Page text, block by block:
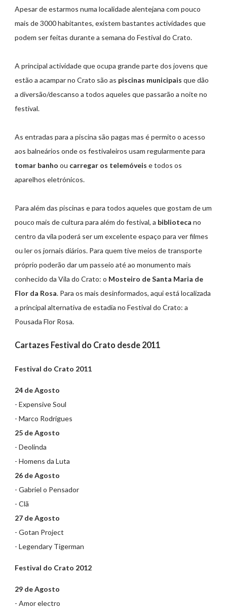
Apesar de estarmos numa localidade alentejana com pouco
mais de 3000 habitantes, existem bastantes actividades que
podem ser feitas durante a semana do Festival do Crato.
A principal actividade que ocupa grande parte dos jovens que
estão a acampar no Crato são as piscinas municipais que dão
a diversão/descanso a todos aqueles que passarão a noite no
festival.
As entradas para a piscina são pagas mas é permito o acesso
aos balneários onde os festivaleiros usam regularmente para
tomar banho ou carregar os telemóveis e todos os
aparelhos eletrónicos.
Para além das piscinas e para todos aqueles que gostam de um
pouco mais de cultura para além do festival, a biblioteca no
centro da vila poderá ser um excelente espaço para ver filmes
ou ler os jornais diários. Para quem tive meios de transporte
próprio poderão dar um passeio até ao monumento mais
conhecido da Vila do Crato: o Mosteiro de Santa Maria de
Flor da Rosa. Para os mais desinformados, aqui está localizada
a principal alternativa de estadia no Festival do Crato: a
Pousada Flor Rosa.
Cartazes Festival do Crato desde 2011
Festival do Crato 2011
24 de Agosto
- Expensive Soul
- Marco Rodrigues
25 de Agosto
- Deolinda
- Homens da Luta
26 de Agosto
- Gabriel o Pensador
- Clã
27 de Agosto
- Gotan Project
- Legendary Tigerman
Festival do Crato 2012
29 de Agosto
- Amor electro